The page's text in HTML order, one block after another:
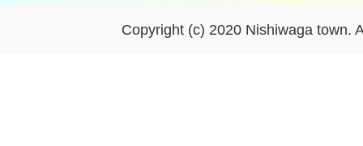
Copyright (c) 2020 Nishiwaga town.